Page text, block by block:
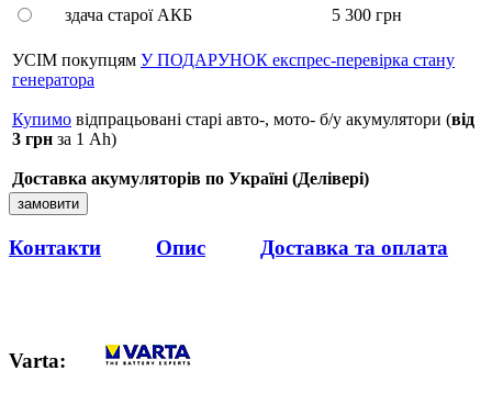
здача старої АКБ
5 300 грн
УСІМ покупцям У ПОДАРУНОК експрес-перевірка стану
генератора
Купимо відпрацьовані старі авто-, мото- б/у акумулятори (від
3 грн за 1 Аh)
Доставка акумуляторів по Україні (Делівері)
Контакти Опис Доставка та оплата
Varta: